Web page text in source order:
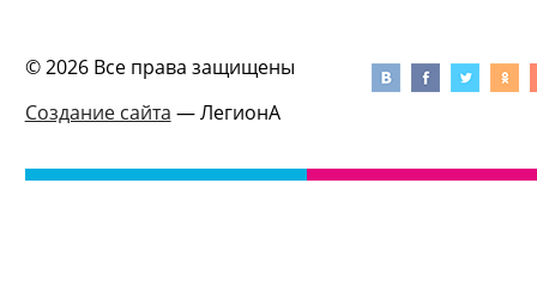
© 2026 Все права защищены
Создание сайта — ЛегионА